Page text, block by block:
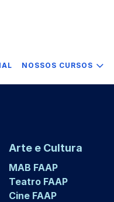
NOSSOS CURSOS
Arte e Cultura
MAB FAAP
Teatro FAAP
Cine FAAP